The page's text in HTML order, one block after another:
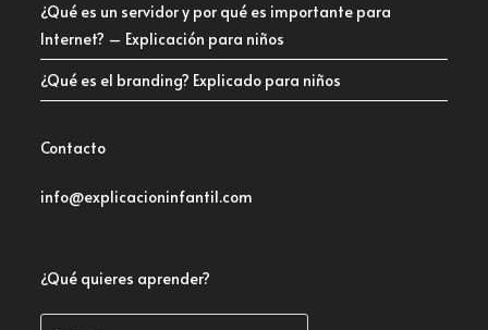
¿Qué es un servidor y por qué es importante para
Internet? – Explicación para niños
¿Qué es el branding? Explicado para niños
Contacto
info@explicacioninfantil.com
¿Qué quieres aprender?